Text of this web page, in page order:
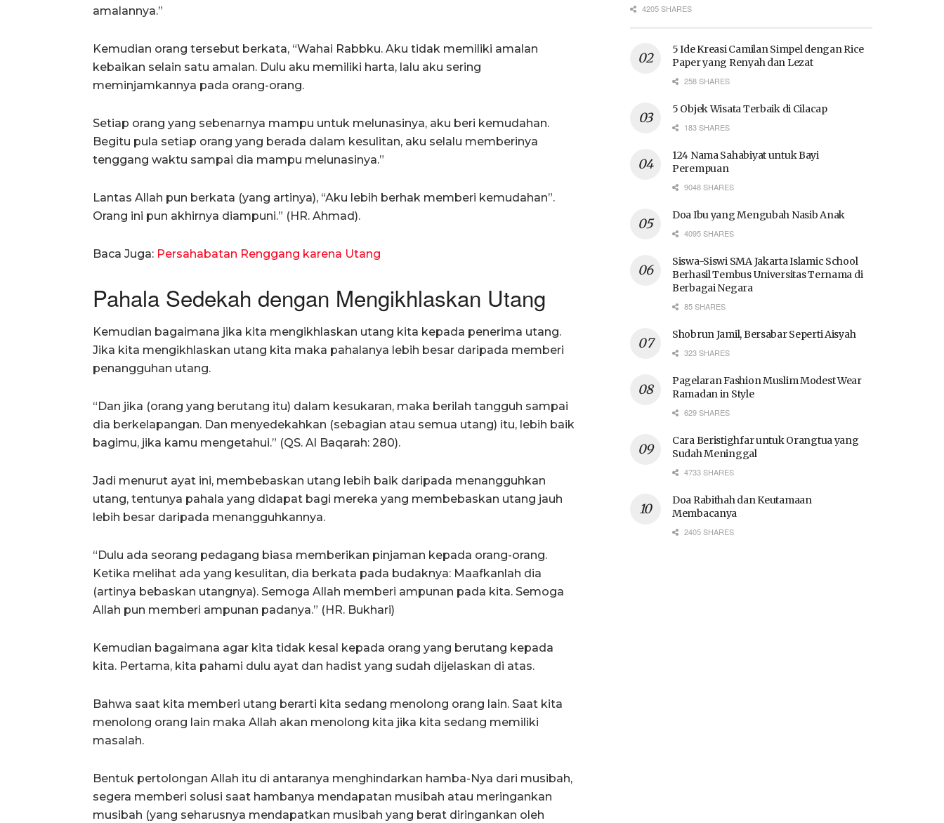
amalannya.”
Kemudian orang tersebut berkata, “Wahai Rabbku. Aku tidak memiliki amalan
kebaikan selain satu amalan. Dulu aku memiliki harta, lalu aku sering
meminjamkannya pada orang-orang.
Setiap orang yang sebenarnya mampu untuk melunasinya, aku beri kemudahan.
Begitu pula setiap orang yang berada dalam kesulitan, aku selalu memberinya
tenggang waktu sampai dia mampu melunasinya.”
Lantas Allah pun berkata (yang artinya), “Aku lebih berhak memberi kemudahan”.
Orang ini pun akhirnya diampuni.” (HR. Ahmad).
Baca Juga: Persahabatan Renggang karena Utang
Pahala Sedekah dengan Mengikhlaskan Utang
Kemudian bagaimana jika kita mengikhlaskan utang kita kepada penerima utang.
Jika kita mengikhlaskan utang kita maka pahalanya lebih besar daripada memberi
penangguhan utang.
“Dan jika (orang yang berutang itu) dalam kesukaran, maka berilah tangguh sampai
dia berkelapangan. Dan menyedekahkan (sebagian atau semua utang) itu, lebih baik
bagimu, jika kamu mengetahui.” (QS. Al Baqarah: 280).
Jadi menurut ayat ini, membebaskan utang lebih baik daripada menangguhkan
utang, tentunya pahala yang didapat bagi mereka yang membebaskan utang jauh
lebih besar daripada menangguhkannya.
“Dulu ada seorang pedagang biasa memberikan pinjaman kepada orang-orang.
Ketika melihat ada yang kesulitan, dia berkata pada budaknya: Maafkanlah dia
(artinya bebaskan utangnya). Semoga Allah memberi ampunan pada kita. Semoga
Allah pun memberi ampunan padanya.” (HR. Bukhari)
Kemudian bagaimana agar kita tidak kesal kepada orang yang berutang kepada
kita. Pertama, kita pahami dulu ayat dan hadist yang sudah dijelaskan di atas.
Bahwa saat kita memberi utang berarti kita sedang menolong orang lain. Saat kita
menolong orang lain maka Allah akan menolong kita jika kita sedang memiliki
masalah.
Bentuk pertolongan Allah itu di antaranya menghindarkan hamba-Nya dari musibah,
segera memberi solusi saat hambanya mendapatan musibah atau meringankan
musibah (yang seharusnya mendapatkan musibah yang berat diringankan oleh
4205 SHARES
5 Ide Kreasi Camilan Simpel dengan Rice
Paper yang Renyah dan Lezat
258 SHARES
5 Objek Wisata Terbaik di Cilacap
183 SHARES
124 Nama Sahabiyat untuk Bayi
Perempuan
9048 SHARES
Doa Ibu yang Mengubah Nasib Anak
4095 SHARES
Siswa-Siswi SMA Jakarta Islamic School
Berhasil Tembus Universitas Ternama di
Berbagai Negara
85 SHARES
Shobrun Jamil, Bersabar Seperti Aisyah
323 SHARES
Pagelaran Fashion Muslim Modest Wear
Ramadan in Style
629 SHARES
Cara Beristighfar untuk Orangtua yang
Sudah Meninggal
4733 SHARES
Doa Rabithah dan Keutamaan
Membacanya
2405 SHARES